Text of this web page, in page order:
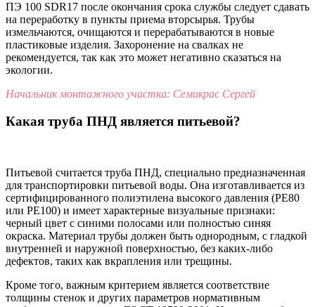
ПЭ 100 SDR17 после окончания срока службы следует сдавать
на переработку в пункты приема вторсырья. Трубы
измельчаются, очищаются и перерабатываются в новые
пластиковые изделия. Захоронение на свалках не
рекомендуется, так как это может негативно сказаться на
экологии.
Начальник монтажного участка: Семикрас Сергей
Какая труба ПНД является питьевой?
Питьевой считается труба ПНД, специально предназначенная
для транспортировки питьевой воды. Она изготавливается из
сертифицированного полиэтилена высокого давления (PE80
или PE100) и имеет характерные визуальные признаки:
черный цвет с синими полосами или полностью синяя
окраска. Материал трубы должен быть однородным, с гладкой
внутренней и наружной поверхностью, без каких-либо
дефектов, таких как вкрапления или трещины.
Кроме того, важным критерием является соответствие
толщины стенок и других параметров нормативным